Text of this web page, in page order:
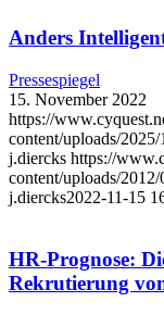
Anders
Pressespiegel
15. November 2022
https://
content/uploads/
j.diercks https://
content/uploads/
j.diercks2022-11-15
HR-Prognose:
Rekrutierung